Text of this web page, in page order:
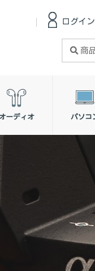
ログイン
オーディオ パソコ